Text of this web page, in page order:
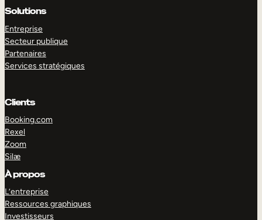
Solutions
Entreprise
Secteur publique
Partenaires
Services stratégiques
Clients
Booking.com
Rexel
Zoom
Silæ
À propos
L’entreprise
Ressources graphiques
Investisseurs